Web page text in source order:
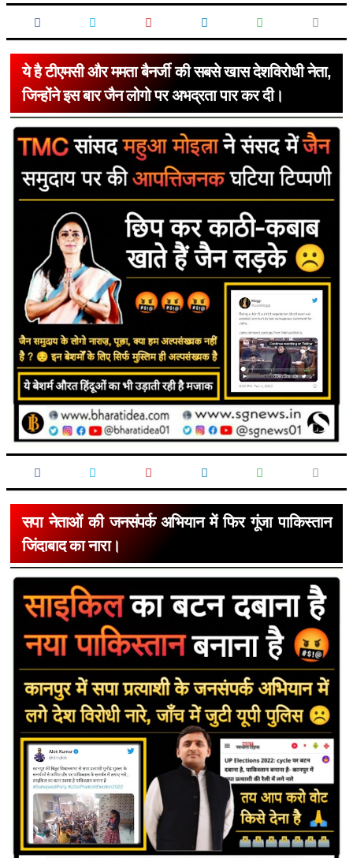
ये है टीएमसी और ममता बैनर्जी की सबसे खास देशविरोधी नेता,
जिन्होंने इस बार जैन लोगो पर अभद्रता पार कर दी।
सपा नेताओं की जनसंपर्क अभियान में फिर गूंजा पाकिस्तान
जिंदाबाद का नारा।